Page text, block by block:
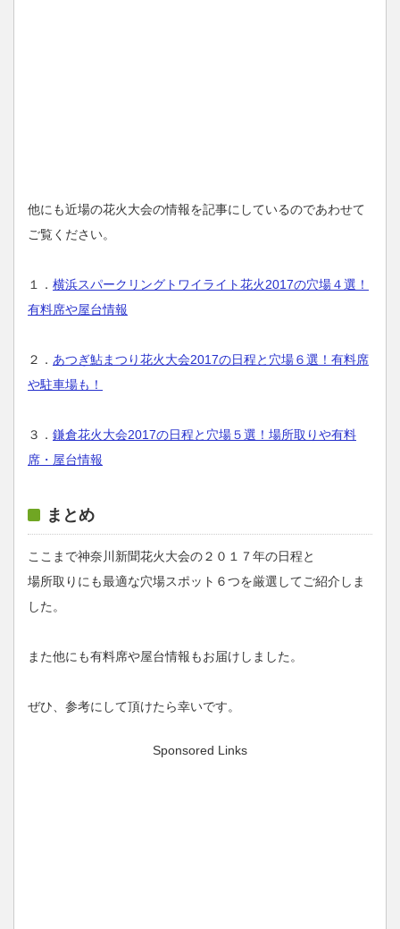
他にも近場の花火大会の情報を記事にしているのであわせて
ご覧ください。
１． 横浜スパークリングトワイライト花火2017の穴場４選！
有料席や屋台情報
２． あつぎ鮎まつり花火大会2017の日程と穴場６選！有料席
や駐車場も！
３． 鎌倉花火大会2017の日程と穴場５選！場所取りや有料
席・屋台情報
まとめ
ここまで神奈川新聞花火大会の２０１７年の日程と
場所取りにも最適な穴場スポット６つを厳選してご紹介しま
した。
また他にも有料席や屋台情報もお届けしました。
ぜひ、参考にして頂けたら幸いです。
Sponsored Links